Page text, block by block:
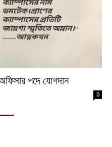
অফিসার পদে যোগদান
0